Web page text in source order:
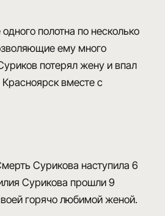
полотна по несколько
ему много
потерял жену и впал
Красноярск вместе с
Сурикова наступила 6
Сурикова прошли 9
горячо любимой женой.